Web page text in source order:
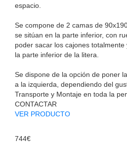
espacio.
Se compone de 2 camas de
se sitúan en la parte inferior, con
poder sacar los cajones
la parte inferior de la litera.
Se dispone de la opción de poner
a la izquierda, dependiendo del
Transporte y Montaje en toda la
CONTACTAR
VER PRODUCTO
744€